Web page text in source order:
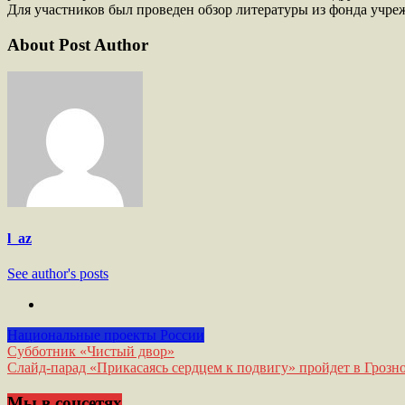
Для участников был проведен обзор литературы из фонда
About Post Author
l_az
See author's posts
Национальные проекты России
Навигация
по
Субботник «Чистый двор»
Слайд-парад «Прикасаясь сердцем к подвигу» пройдет в